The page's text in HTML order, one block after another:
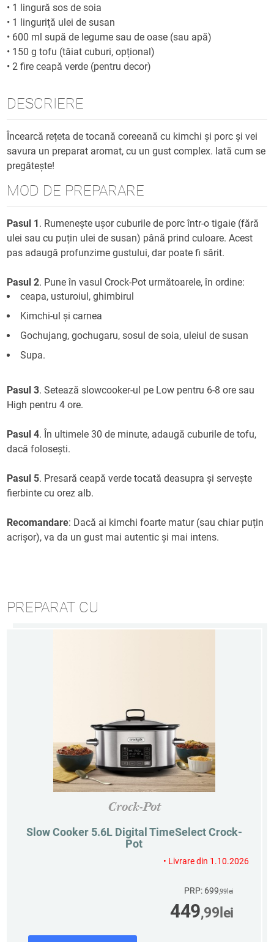
• 1 lingură sos de soia
• 1 linguriță ulei de susan
• 600 ml supă de legume sau de oase (sau apă)
• 150 g tofu (tăiat cuburi, opțional)
• 2 fire ceapă verde (pentru decor)
DESCRIERE
Încearcă rețeta de tocană coreeană cu kimchi și porc și vei
savura un preparat aromat, cu un gust complex. Iată cum se
pregătește!
MOD DE PREPARARE
Pasul 1. Rumenește ușor cuburile de porc într-o tigaie (fără
ulei sau cu puțin ulei de susan) până prind culoare. Acest
pas adaugă profunzime gustului, dar poate fi sărit.
Pasul 2. Pune în vasul Crock-Pot următoarele, în ordine:
ceapa, usturoiul, ghimbirul
Kimchi-ul și carnea
Gochujang, gochugaru, sosul de soia, uleiul de susan
Supa.
Pasul 3. Setează slowcooker-ul pe Low pentru 6-8 ore sau
High pentru 4 ore.
Pasul 4. În ultimele 30 de minute, adaugă cuburile de tofu,
dacă folosești.
Pasul 5. Presară ceapă verde tocată deasupra și servește
fierbinte cu orez alb.
Recomandare: Dacă ai kimchi foarte matur (sau chiar puțin
acrișor), va da un gust mai autentic și mai intens.
PREPARAT CU
Crock-Pot
Slow Cooker 5.6L Digital TimeSelect Crock-
Pot
• Livrare din 1.10.2026
PRP: 699,99 lei
449,99 lei